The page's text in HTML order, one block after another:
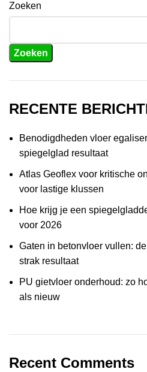
Zoeken
Zoeken
RECENTE
Benodigdheden vloer
spiegelglad resultaat
Atlas Geoflex voor kritische
voor lastige klussen
Hoe krijg je een
voor 2026
Gaten in betonvloer vullen:
strak resultaat
PU gietvloer onderhoud: zo
als nieuw
Recent Comments